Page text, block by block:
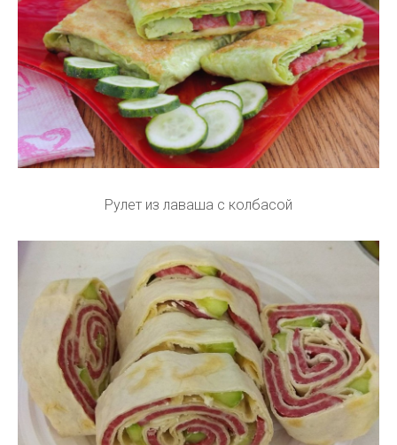
Рулет из лаваша с колбасой